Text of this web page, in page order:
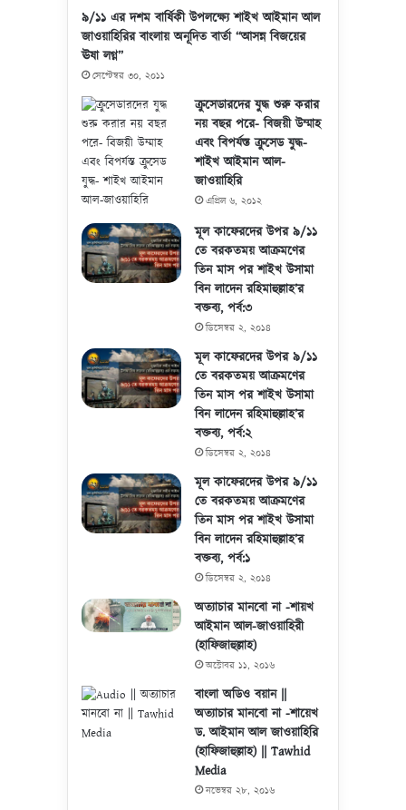
৯/১১ এর দশম বার্ষিকী উপলক্ষ্যে শাইখ আইমান আল
জাওয়াহিরির বাংলায় অনূদিত বার্তা “আসন্ন বিজয়ের
ঊষা লগ্ন”
সেপ্টেম্বর ৩০, ২০১১
ক্রুসেডারদের যুদ্ধ শুরু করার
নয় বছর পরে- বিজয়ী উম্মাহ
এবং বিপর্যস্ত ক্রুসেড যুদ্ধ-
শাইখ আইমান আল-
জাওয়াহিরি
এপ্রিল ৬, ২০১২
মূল কাফেরদের উপর ৯/১১
তে বরকতময় আক্রমণের
তিন মাস পর শাইখ উসামা
বিন লাদেন রহিমাহুল্লাহ’র
বক্তব্য, পর্ব:৩
ডিসেম্বর ২, ২০১৪
মূল কাফেরদের উপর ৯/১১
তে বরকতময় আক্রমণের
তিন মাস পর শাইখ উসামা
বিন লাদেন রহিমাহুল্লাহ’র
বক্তব্য, পর্ব:২
ডিসেম্বর ২, ২০১৪
মূল কাফেরদের উপর ৯/১১
তে বরকতময় আক্রমণের
তিন মাস পর শাইখ উসামা
বিন লাদেন রহিমাহুল্লাহ’র
বক্তব্য, পর্ব:১
ডিসেম্বর ২, ২০১৪
অত্যাচার মানবো না -শায়খ
আইমান আল-জাওয়াহিরী
(হাফিজাহুল্লাহ)
অক্টোবর ১১, ২০১৬
বাংলা অডিও বয়ান ||
অত্যাচার মানবো না -শায়েখ
ড. আইমান আল জাওয়াহিরি
(হাফিজাহুল্লাহ) || Tawhid
Media
নভেম্বর ২৮, ২০১৬